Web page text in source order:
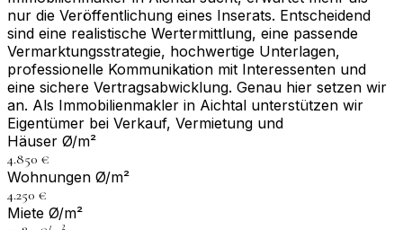
nur die Veröffentlichung eines Inserats. Entscheidend
sind eine realistische Wertermittlung, eine passende
Vermarktungsstrategie, hochwertige Unterlagen,
professionelle Kommunikation mit Interessenten und
eine sichere Vertragsabwicklung. Genau hier setzen wir
an. Als Immobilienmakler in Aichtal unterstützen wir
Eigentümer bei Verkauf, Vermietung und
Häuser Ø/m²
4.850 €
Wohnungen Ø/m²
4.250 €
Miete Ø/m²